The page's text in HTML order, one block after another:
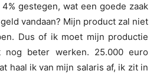
gestegen, wat een goede zaak
vandaan? Mijn product zal niet
Dus of ik moet mijn productie
beter werken. 25.000 euro
haal ik van mijn salaris af, ik zit in